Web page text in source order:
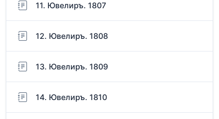
11. Ювелиръ. 1807
12. Ювелиръ. 1808
13. Ювелиръ. 1809
14. Ювелиръ. 1810